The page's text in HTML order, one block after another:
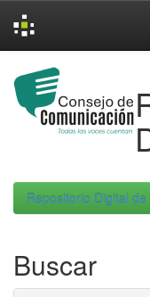
navigation
Repositorio Digital
Buscar